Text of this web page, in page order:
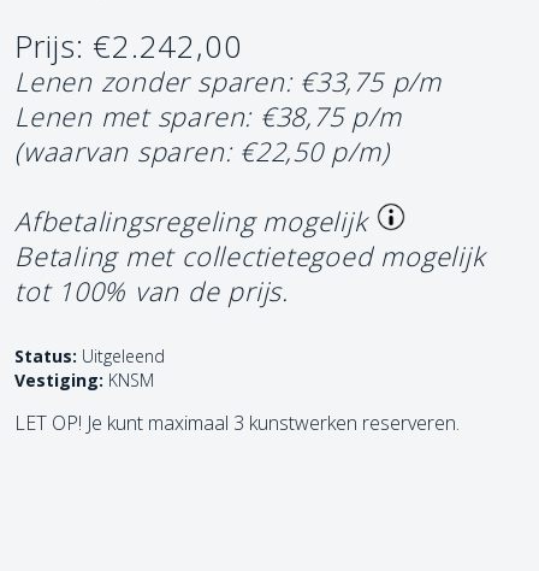
Prijs: €2.242,00
Lenen zonder sparen: €33,75 p/m
Lenen met sparen: €38,75 p/m
(waarvan sparen: €22,50 p/m)
Afbetalingsregeling mogelijk
Betaling met collectietegoed mogelijk
tot 100% van de prijs.
Status: Uitgeleend
Vestiging: KNSM
LET OP! Je kunt maximaal 3 kunstwerken reserveren.